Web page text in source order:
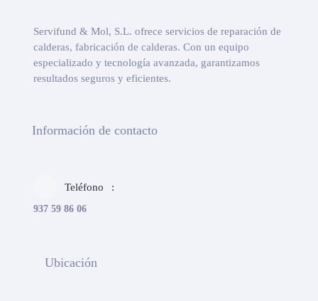
Servifund & Mol, S.L. ofrece servicios de reparación de
calderas, fabricación de calderas. Con un equipo
especializado y tecnología avanzada, garantizamos
resultados seguros y eficientes.
Información de contacto
Teléfono
937 59 86 06
Ubicación